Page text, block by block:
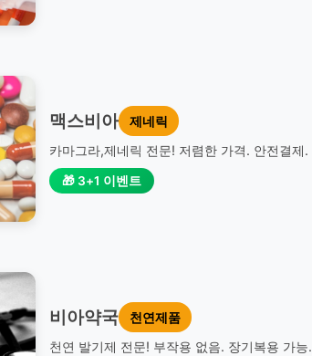
맥스비아
제네릭
카마그라,제네릭 전문! 저렴한 가격. 안전결제.
🎁 3+1 이벤트
비아약국
천연제품
천연 발기제 전문! 부작용 없음. 장기복용 가능.